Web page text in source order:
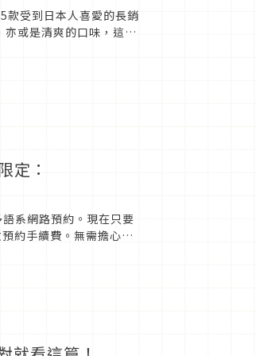
款受到日本人喜愛的長銷
或是清爽的口味，這份
定：
系網路預約。現在只要
約手續費。無需擔心語